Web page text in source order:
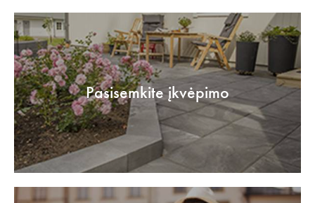
Pasisemkite įkvėpimo